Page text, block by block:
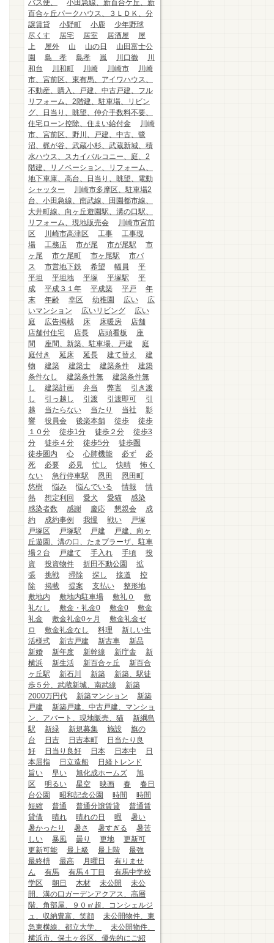
バス便、
小田急線、新百合ケ丘、新
百合ヶ丘パークハウス、３ＬＤＫ、分
譲賃貸
小野町 小鹿
少年野球
尽くす
居宅 居室 居酒屋
屋
上
屋外 山 山の日
山田富士公
園
島 孝 島孝 嵐 川口徹
川
和台
川和町 川崎 川崎市
川崎
市、宮前区、東有馬、アイワハウス、
不動産、購入、戸建、中古戸建、フル
リフォーム、2階建、駐車場、リビン
グ、日当り、眺望、仲介手数料不要、
住宅ローン控除、住まい給付金
川崎
市、宮前区、野川、戸建、中古、鷺
沼、梶が谷、武蔵小杉、武蔵新城、積
水ハウス、スカイバルコニー、庭、2
階建、リノベーション、リフォーム、
地下車庫、高台、日当り、眺望、電動
シャッター
川崎市多摩区、駐車場2
台、小田急線、南武線、田園都市線、
大井町線、向ヶ丘遊園駅、溝の口駅、
リフォーム、現地販売会
川崎市宮前
区
川崎市高津区 工事
工事現
場
工務店 市が尾 市が尾駅
市
ヶ尾
市ケ尾町 市ヶ尾駅
市バ
ス
市営地下鉄 希望 幅員
平
平坦
平坦地 平塚 平塚駅
平
成
平成３１年 平成築 平戸
年
末
年齢 幸区 幼稚園 広い
広
いマンション
広いリビング
広い
庭
広告掲載 床 床暖房
店舗
店舗付住宅
店長 店頭看板
座
間
座間、新築、駐車場、戸建
庭
庭付き
延床 延長 建て替え
建
物
建築 建築士 建築条件
建築
条件なし
建築条件無
建築条件無
し
建築計画 弁当 弊害
引き渡
し
引っ越し 引渡 引渡即可
引
越
当たらない 当たり 当社
影
響
役員会 後楽本舗 徒歩
徒歩
１０分
徒歩1分 徒歩２分
徒歩3
分
徒歩４分 徒歩5分
徒歩圏
徒歩圏内
心 心肺機能 必ず
必
死
必要 必見 忙し 快晴
怖く
ない
急行停車駅 恩田
恩田町
悠樹
悩み 悩んでいる 情報
情
熱
想定利回 愛犬 愛猫
感染
感染者数
感謝 慶応 懇親会
成
約
成約事例 我慢 戦い
戸塚
戸塚区
戸塚駅 戸建
戸建、向ヶ
丘遊園、溝の口、たまプラーザ、駐車
場２台
戸建て 手入れ 手頃
投
資
投資物件 折田不動公園
拡
張
挑戦 掃除 探し 接道
控
除
掲載 提案 支払い
整形地
敷地内
敷地内駐車場 敷礼０
敷
礼なし
敷金・礼金0 敷金0
敷金
礼金
敷金礼金0ヶ月
敷金礼金ゼ
ロ
敷金礼金なし 料理
新しい生
活様式
新古戸建 新古車
新品
新婚
新年度 新幹線 新庁舎
新
横浜
新生活 新百合ヶ丘
新百合
ヶ丘駅
新石川 新築
新築、駅徒
歩５分、武蔵新城、南武線
新築
2000万円代
新築マンション
新築
戸建
新築戸建、中古戸建、マンショ
ン、アパート、現地販売、猫
新綱島
駅
新緑 新規募集 施設
旗の
台
日吉 日吉本町
日当たり良
好
日当り良好 日本 日本中
日
本屈指
日立造船
日経トレンド
旨い
早い 旭化成ホームズ
旭
区
明るい 星空 映画 春
春日
台公園
昭和記念公園 時間
時間
短縮
普通 普通分譲賃貸
普通賃
貸借
晴れ 晴れの日 暇
暑い
暑かったり
暑さ 暑すぎる
暑苦
しい
暴風 曇り 更地
更新可
更新可能
最上級 最上階
最強
最終枡
最高 月曜日
有りませ
ん
有馬 有馬４丁目
有馬中学校
学区
朝日 木材 未公開
未公
開、溝の口ガーデンアクアス、高層
階、角部屋、９０㎡超、コンシェルジ
ュ、収納豊富、笑顔
未公開物件、東
急東横線、都立大学、
未公開物件、
横浜市、保土ヶ谷区、優先的にご紹